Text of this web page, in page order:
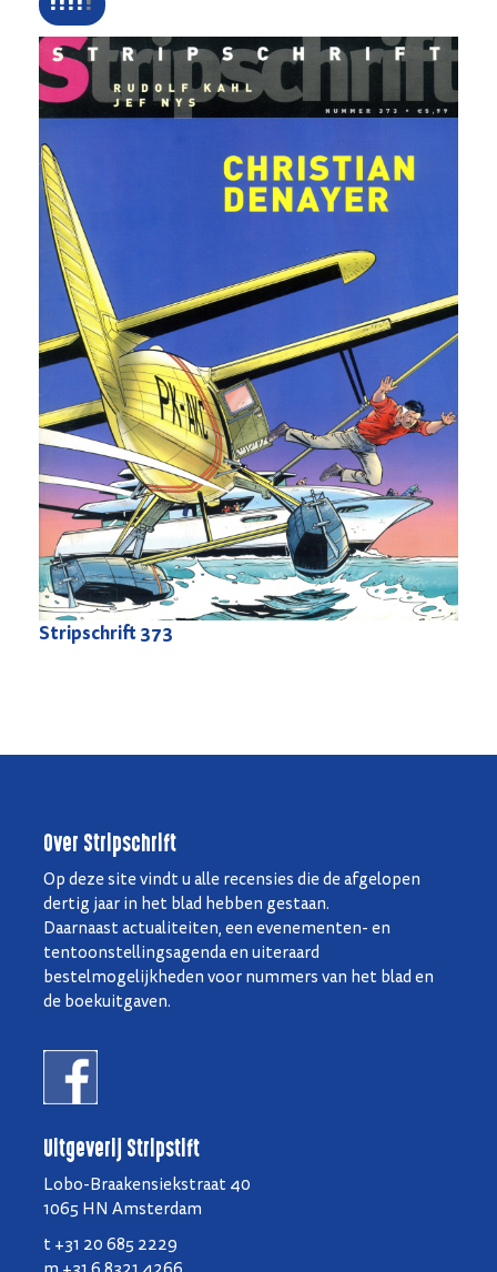
Stripschrift373
Over Stripschrift
Op deze site vindt u alle recensies die de afgelopen
dertig jaar in het blad hebben gestaan.
Daarnaast actualiteiten, een evenementen- en
tentoonstellingsagenda en uiteraard
bestelmogelijkheden voor nummers van het blad en
de boekuitgaven.
Uitgeverij Stripstift
Lobo-Braakensiekstraat 40
1065 HN Amsterdam
t +31 20 685 2229